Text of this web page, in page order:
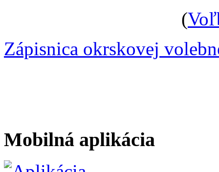
(
Zápisnica okrskovej
Mobilná aplikácia